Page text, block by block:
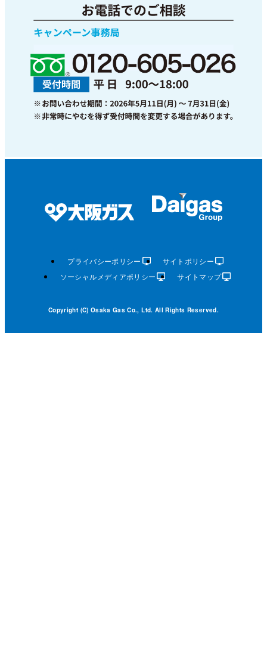
プライバシーポリシー
サイトポリシー
ソーシャルメディアポリシー
サイトマップ
Copyright (C) Osaka Gas Co., Ltd. All Rights Reserved.